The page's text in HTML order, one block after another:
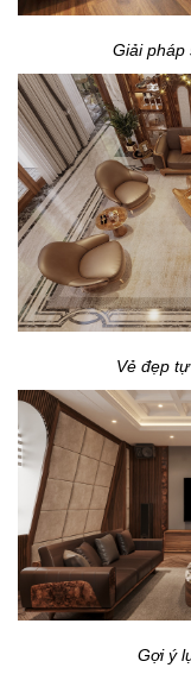
Giải pháp
Vẻ đẹp
Gợi ý